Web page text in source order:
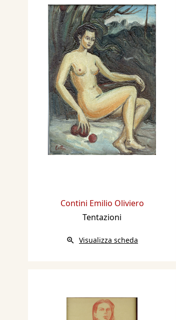
Contini Emilio Oliviero
Tentazioni
Visualizza scheda